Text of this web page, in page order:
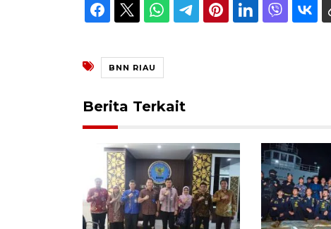
BNN RIAU
Berita Terkait